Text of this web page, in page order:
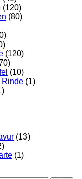
(120)
(80)
(120)
(10)
Rinde (1)
(13)
(1)